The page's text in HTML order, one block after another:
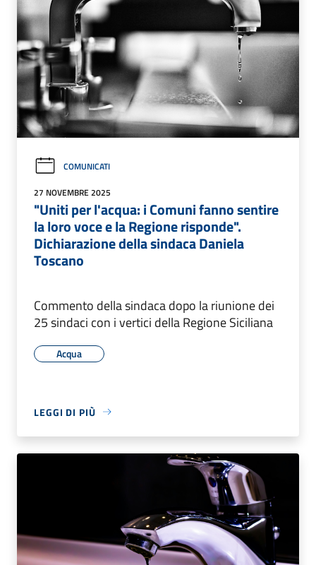
COMUNICATI
27 NOVEMBRE 2025
"Uniti per l'acqua: i Comuni fanno sentire
la loro voce e la Regione risponde".
Dichiarazione della sindaca Daniela
Toscano
Commento della sindaca dopo la riunione dei
25 sindaci con i vertici della Regione Siciliana
Acqua
LEGGI DI PIÙ